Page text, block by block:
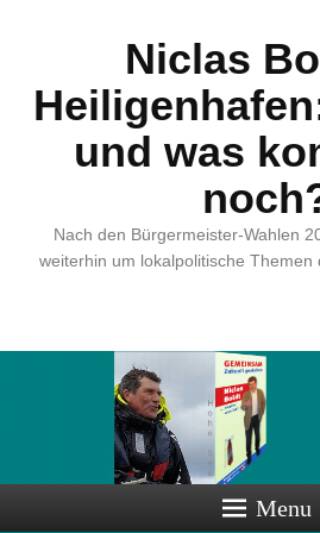
Niclas
und was
Nach den Bürgermeister-Wahlen
weiterhin um lokalpolitische Themen
Menu